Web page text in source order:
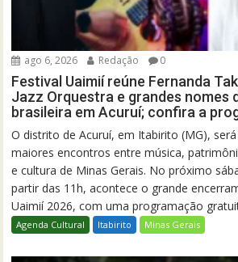
ago 6, 2026 Redação 0
Festival Uaimií reúne Fernanda
Jazz Orquestra e grandes nomes
brasileira em Acuruí; confira a
O distrito de Acuruí, em Itabirito (MG),
maiores encontros entre música,
e cultura de Minas Gerais. No próximo
partir das 11h, acontece o grande
Uaimií 2026, com uma programação
Agenda Cultural Itabirito Minas Gerais